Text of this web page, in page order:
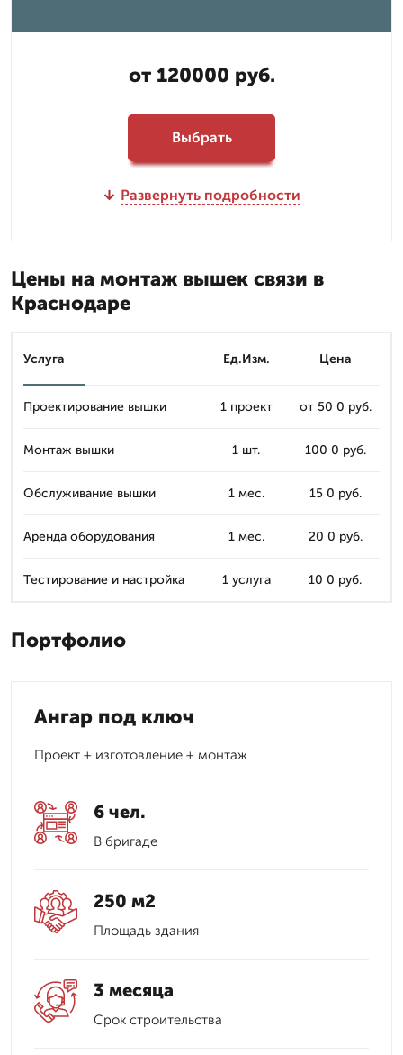
от 120000 руб.
Выбрать
Развернуть подробности
Цены на монтаж вышек связи в
Краснодаре
Услуга Ед.Изм. Цена
Проектирование вышки 1 проект от 50 0 руб.
Монтаж вышки 1 шт. 100 0 руб.
Обслуживание вышки 1 мес. 15 0 руб.
Аренда оборудования 1 мес. 20 0 руб.
Тестирование и настройка 1 услуга 10 0 руб.
Портфолио
Ангар под ключ
Проект + изготовление + монтаж
6 чел.
В бригаде
250 м2
Площадь здания
3 месяца
Срок строительства